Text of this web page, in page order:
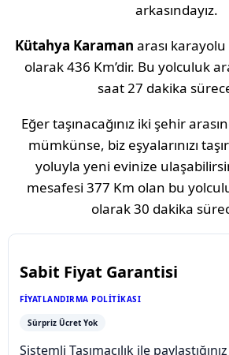
arkasındayız.
Kütahya Karaman arası
olarak436 Km’dir. Bu yolculuk
saat 27 dakika
Eğer taşınacağınız iki şehir
mümkünse, biz eşyalarınızı
yoluyla yeni evinize
mesafesi 377 Km olan bu
olarak30 dakika
Sabit Fiyat Garantisi
FIYATLANDIRMA POLITIKASI
Sürpriz Ücret Yok
Sistemli Taşımacılık ile